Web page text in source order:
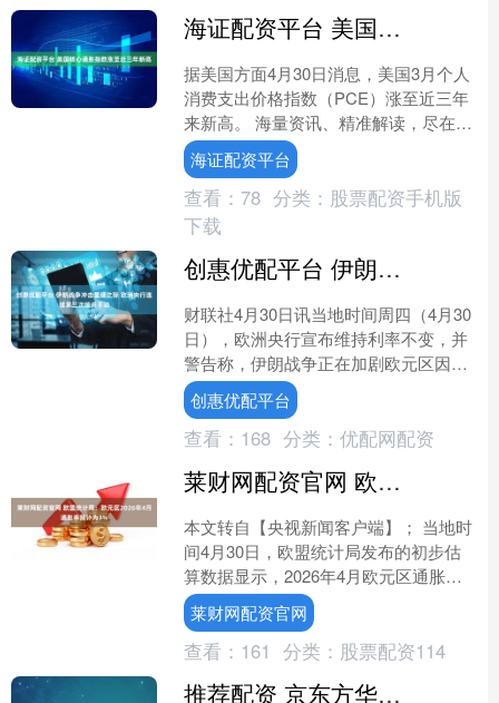
海证配资平台 美国核心通胀指数涨至近三年新高
据美国方面4月30日消息，美国3月个人
消费支出价格指数（PCE）涨至近三年
来新高。 海量资讯、精准解读，尽在新
浪财经APP....
海证配资平台
查看： 78 分类： 股票配资手机版
下载
创惠优配平台 伊朗战争冲击显现之际 欧洲央行连续第三次按兵不动
财联社4月30日讯当地时间周四（4月30
日），欧洲央行宣布维持利率不变，并
警告称，伊朗战争正在加剧欧元区因能
源价格上涨引发的通胀，同时对经济活
动造成冲击。 这是....
创惠优配平台
查看： 168 分类： 优配网配资
莱财网配资官网 欧盟统计局：欧元区2026年4月通胀率预计为3%
本文转自【央视新闻客户端】； 当地时
间4月30日，欧盟统计局发布的初步估
算数据显示，2026年4月欧元区通胀率
按年率计算预计为3.0%，高于3月份的
2.6%，通....
莱财网配资官网
查看： 161 分类： 股票配资114
推荐配资 京东方华灿光电 2025 年营收同比增长 31.07% 核心业务持续突破